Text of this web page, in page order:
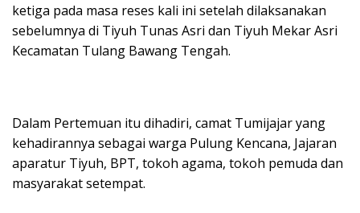
ketiga pada masa reses kali ini setelah dilaksanakan
sebelumnya di Tiyuh Tunas Asri dan Tiyuh Mekar Asri
Kecamatan Tulang Bawang Tengah.
Dalam Pertemuan itu dihadiri, camat Tumijajar yang
kehadirannya sebagai warga Pulung Kencana, Jajaran
aparatur Tiyuh, BPT, tokoh agama, tokoh pemuda dan
masyarakat setempat.